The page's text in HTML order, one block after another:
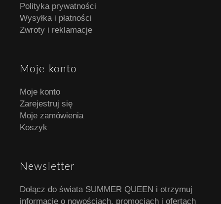
Polityka prywatności
Wysyłka i płatności
Zwroty i reklamacje
Moje konto
Moje konto
Zarejestruj się
Moje zamówienia
Koszyk
Newsletter
Dołącz do świata SUMMER QUEEN i otrzymuj
informacje o nowościach, promocjach i ofertach